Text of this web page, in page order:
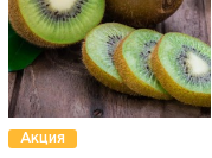
Акция